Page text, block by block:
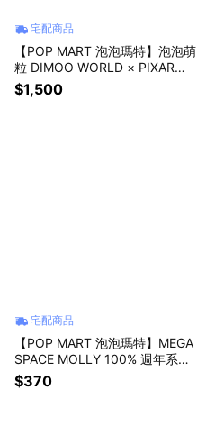
宅配商品
【POP MART 泡泡瑪特】泡泡萌
粒 DIMOO WORLD × PIXAR皮
克斯 聯名系列公仔(12入)
$1,500
宅配商品
【POP MART 泡泡瑪特】MEGA
SPACE MOLLY 100% 週年系列
4盲盒(1入)
$370